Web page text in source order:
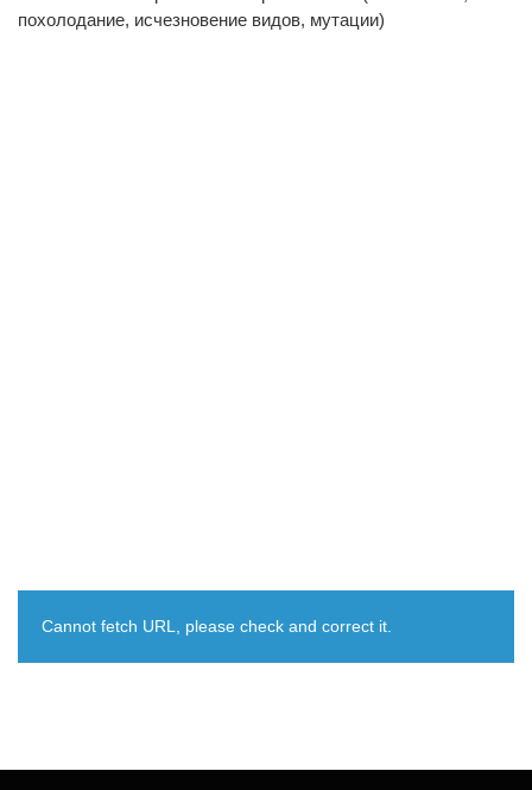
похолодание, исчезновение видов, мутации)
Cannot fetch URL, please check and correct it.